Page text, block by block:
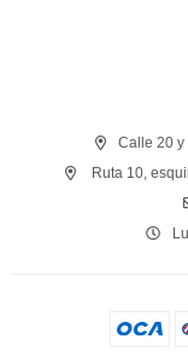
Calle 20 y
Ruta 10,